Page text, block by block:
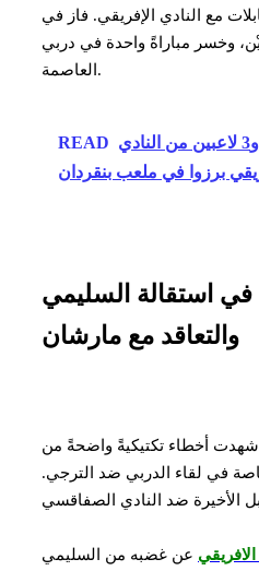
السليمي على 8 مقابلات مع النادي الإفريقي. فاز في
وخسر مباراةً واحدة في دربي
العاصمة.
READ بسّام الصرارفي و3 لاعبين من النادي
برزوا في ملعب بنقردان
في استقالة السليمي
والتعاقد مع مارشان
شهدت أخطاء تكتيكيةً واضحةً من
في لقاء الدربي ضد الترجي.
عن غضبه من السليمي